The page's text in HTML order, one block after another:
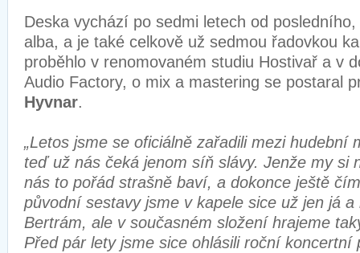
Deska vychází po sedmi letech od
alba, a je také celkově už sedmou řadovkou
proběhlo v renomovaném studiu Hostivař a v
Audio Factory, o mix a mastering se postaral
Hyvnar.
„Letos jsme se oficiálně zařadili mezi hudební
teď už nás čeká jenom síň slávy. Jenže my si
nás to pořád strašně baví, a dokonce ještě
původní sestavy jsme v kapele sice už jen já a
Bertrám, ale v současném složení hrajeme
Před pár lety jsme sice ohlásili roční koncertní